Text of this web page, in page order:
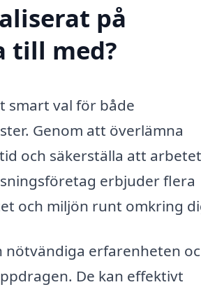
på
till med?
smart val för både
Genom att överlämna
och säkerställa att arbetet
erbjuder flera
och miljön runt omkring
nötvändiga erfarenheten
De kan effektivt